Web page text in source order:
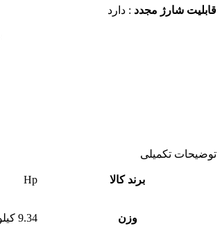
قابلیت شارژ مجدد : دارد
توضیحات تکمیلی
برند کالا Hp
وزن 9.34 کیلوگرم